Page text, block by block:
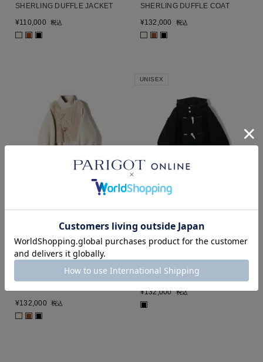
SHERLING DUFFLE JACKET
¥110,000 税込
■ ■
SHERLING DUFFLE COAT
¥132,000 税込
■ ■
SOLD OUT
HYKE
DOUBLE FACE FAUX
¥132,000 税込
■ ■
SOLD OUT
UNISEX
HYKE
DOUBLE FACE DUFFLE COAT
¥132,000 税込
■